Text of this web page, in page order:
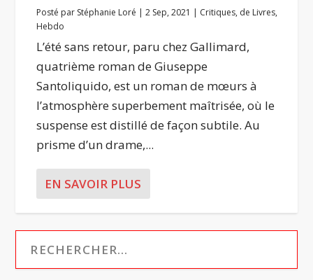
Posté par Stéphanie Loré |2 Sep, 2021 | Critiques, de Livres,
Hebdo
L’été sans retour, paru chez Gallimard,
quatrième roman de Giuseppe
Santoliquido, est un roman de mœurs à
l’atmosphère superbement maîtrisée, où le
suspense est distillé de façon subtile. Au
prisme d’un drame,...
EN SAVOIR PLUS